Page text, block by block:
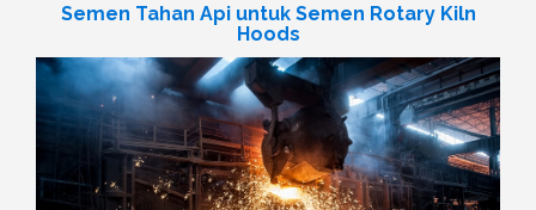
Semen Tahan Api untuk Semen Rotary Kiln
Hoods